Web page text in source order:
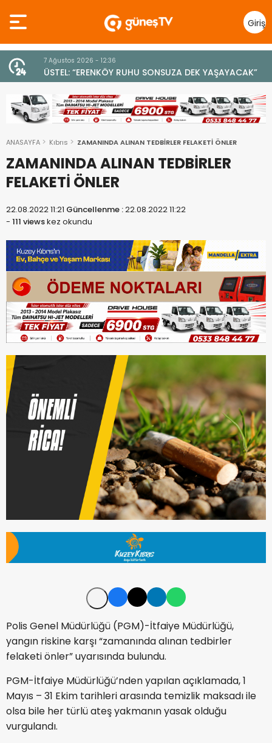
Giriş
Yap
7 Ağustos 2026 - 12:36
ÜSTEL: “ERENKÖY RUHU SONSUZA DEK YAŞAYACAK”
ANASAYFA Kıbrıs ZAMANINDA ALINAN TEDBİRLER FELAKETİ ÖNLER
ZAMANINDA ALINAN TEDBİRLER
FELAKETİ ÖNLER
22.08.2022 11:21 Güncellenme :22.08.2022 11:22
- 111 viewskez okundu
Polis Genel Müdürlüğü (PGM)-İtfaiye Müdürlüğü,
yangın riskine karşı “zamanında alınan tedbirler
felaketi önler” uyarısında bulundu.
PGM-İtfaiye Müdürlüğü’nden yapılan açıklamada, 1
Mayıs – 31 Ekim tarihleri arasında temizlik maksadı ile
olsa bile her türlü ateş yakmanın yasak olduğu
vurgulandı.